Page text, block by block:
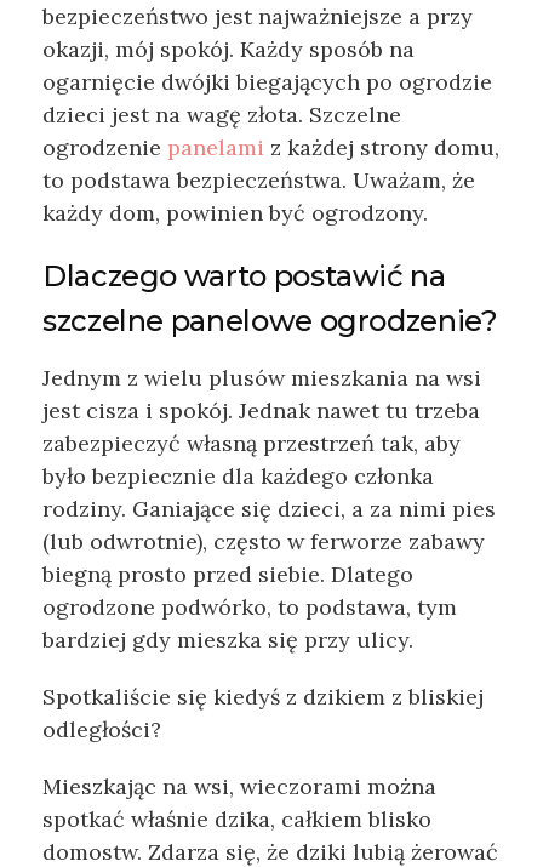
bezpieczeństwo jest najważniejsze a przy
okazji, mój spokój. Każdy sposób na
ogarnięcie dwójki biegających po ogrodzie
dzieci jest na wagę złota. Szczelne
ogrodzenie panelami z każdej strony domu,
to podstawa bezpieczeństwa. Uważam, że
każdy dom, powinien być ogrodzony.
Dlaczego warto postawić na
szczelne panelowe ogrodzenie?
Jednym z wielu plusów mieszkania na wsi
jest cisza i spokój. Jednak nawet tu trzeba
zabezpieczyć własną przestrzeń tak, aby
było bezpiecznie dla każdego członka
rodziny. Ganiające się dzieci, a za nimi pies
(lub odwrotnie), często w ferworze zabawy
biegną prosto przed siebie. Dlatego
ogrodzone podwórko, to podstawa, tym
bardziej gdy mieszka się przy ulicy.
Spotkaliście się kiedyś z dzikiem z bliskiej
odległości?
Mieszkając na wsi, wieczorami można
spotkać właśnie dzika, całkiem blisko
domostw. Zdarza się, że dziki lubią żerować